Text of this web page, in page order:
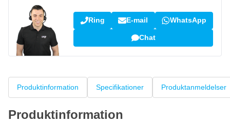
Ring E-mail WhatsApp
Chat
Produktinformation Specifikationer Produktanmeldelser
Produktinformation